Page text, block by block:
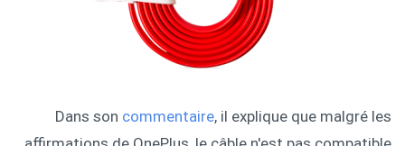
Dans son commentaire, il explique que malgré les